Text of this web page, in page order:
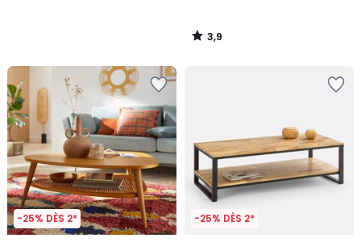
3,9
/
-25% DÈS 2* -25% DÈS 2*